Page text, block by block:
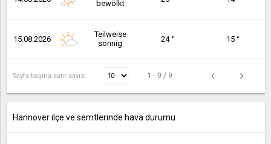
bewölkt
15.08.2026
Teilweise
sonnig
24 ° 15 °
Sayfa başına satır sayısı: 1 - 9 / 9
Hannover ilçe ve semtlerinde hava durumu